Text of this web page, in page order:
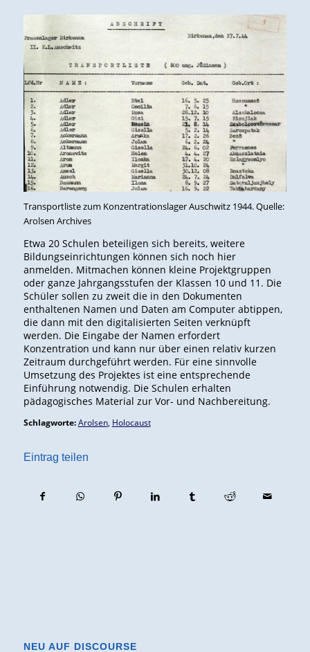
Transportliste zum Konzentrationslager Auschwitz 1944. Quelle:
Arolsen Archives
Etwa 20 Schulen beteiligen sich bereits, weitere
Bildungseinrichtungen können sich noch hier
anmelden. Mitmachen können kleine Projektgruppen
oder ganze Jahrgangsstufen der Klassen 10 und 11. Die
Schüler sollen zu zweit die in den Dokumenten
enthaltenen Namen und Daten am Computer abtippen,
die dann mit den digitalisierten Seiten verknüpft
werden. Die Eingabe der Namen erfordert
Konzentration und kann nur über einen relativ kurzen
Zeitraum durchgeführt werden. Für eine sinnvolle
Umsetzung des Projektes ist eine entsprechende
Einführung notwendig. Die Schulen erhalten
pädagogisches Material zur Vor- und Nachbereitung.
Schlagworte: Arolsen, Holocaust
Eintrag teilen
NEU AUF DISCOURSE